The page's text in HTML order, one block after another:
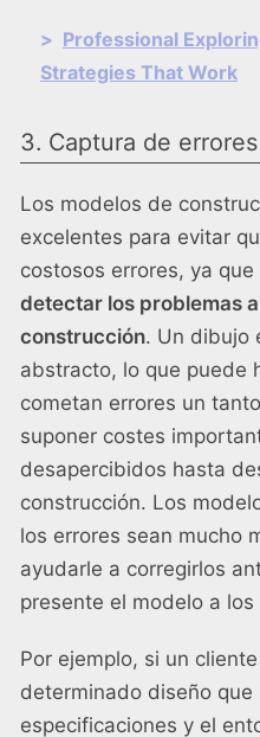
> Professional
Strategies That Work
3. Captura de errores
Los modelos de
excelentes para evitar
costosos errores, ya que
detectar los problemas
construcción. Un dibujo
abstracto, lo que puede
cometan errores un
suponer costes
desapercibidos hasta
construcción. Los
los errores sean mucho
ayudarle a corregirlos
presente el modelo a los
Por ejemplo, si un
determinado diseño
especificaciones y el